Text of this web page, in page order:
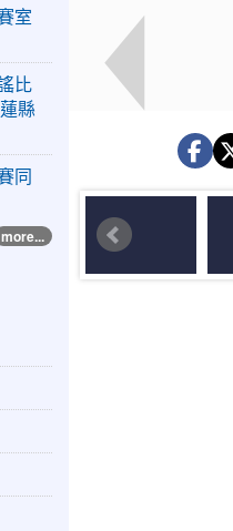
室
比
縣
同
more...